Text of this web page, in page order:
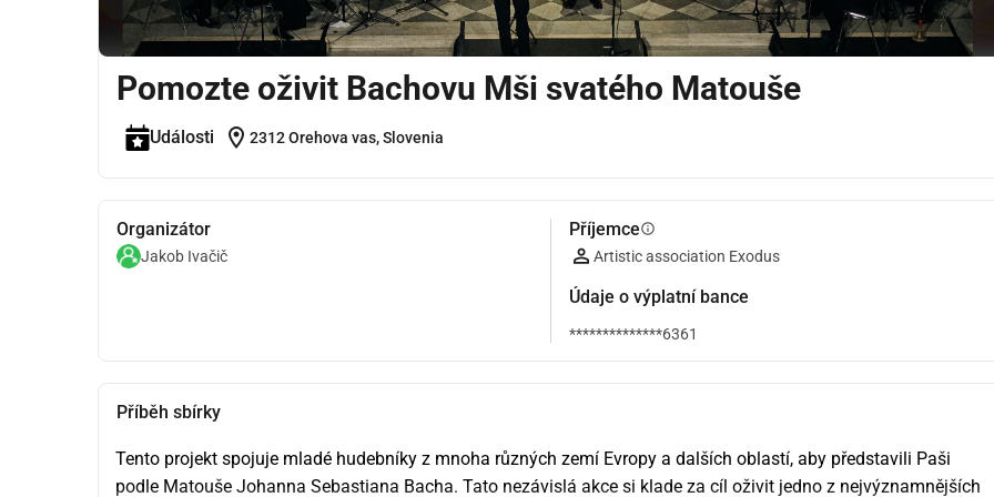
Pomozte oživit Bachovu Mši svatého Matouše
Události location_on 2312 Orehova vas, Slovenia
Organizátor
Jakob Ivačič
Příjemceinfo
Artistic association Exodus
Údaje o výplatní bance
**************6361
Příběh sbírky
Tento projekt spojuje mladé hudebníky z mnoha různých zemí Evropy a dalších oblastí, aby představili Paši
podle Matouše Johanna Sebastiana Bacha. Tato nezávislá akce si klade za cíl oživit jedno z nejvýznamnějších